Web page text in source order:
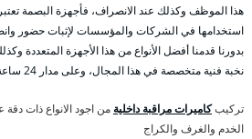
هذا الموظف وكذلك عند الانصراف، فأجهزة البصمة
استخدامها في الشركات والمؤسسات لإثبات حضور
بدورنا قدمنا أفضل الأنواع من هذا الأجهزة المتعددة
نخبة فنية متخصصة في هذا المجال، وعلى مدار 24 ساعة.
تركيبكاميرات مراقبة داخلية من اجود الانواع ذات دقة
الخدم والغرف والكراج